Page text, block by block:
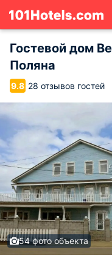
Гостевой дом
Поляна
9.8 28 отзывов гостей
54 фото объекта